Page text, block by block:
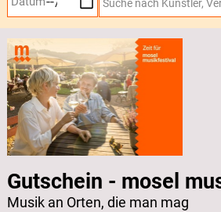
Gutschein - mosel
Musik an Orten, die man mag